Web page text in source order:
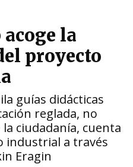
la
proyecto
guías didácticas
reglada, no
ciudadanía, cuenta
industrial a través
Eragin